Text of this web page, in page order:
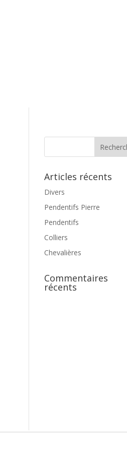
Articles récents
Divers
Pendentifs Pierre
Pendentifs
Colliers
Chevalières
Commentaires
récents